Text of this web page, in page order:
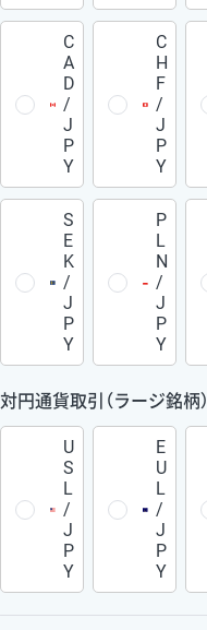
C
A
D
/
J
P
Y
C
H
F
/
J
P
Y
S
E
K
/
J
P
Y
P
L
N
/
J
P
Y
対円通貨取引（ラージ銘柄）
U
S
L
/
J
P
Y
E
U
L
/
J
P
Y